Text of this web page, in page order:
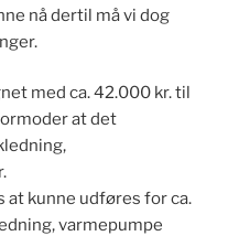
nå dertil må vi dog
med ca. 42.000 kr. til
at det
kunne udføres for ca.
varmepumpe